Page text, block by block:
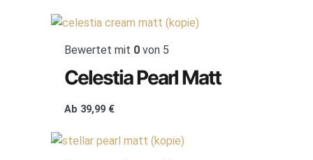
Bewertet mit 0von 5
Celestia Pearl Matt
Ab 39,99 €